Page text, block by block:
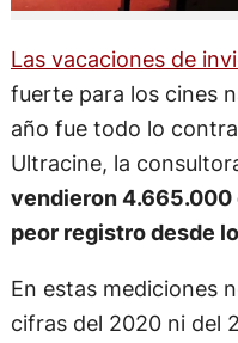
Las vacaciones de
fuerte para los cines
año fue todo lo
Ultracine, la
vendieron 4.665.000
peor registro desde
En estas mediciones
cifras del 2020 ni del